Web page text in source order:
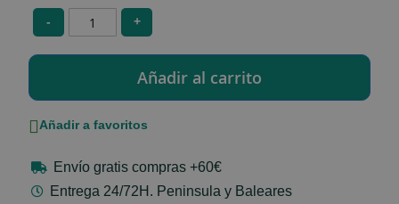
- +
Añadir a favoritos
Envío gratis compras +60€
Entrega 24/72H. Peninsula y Baleares